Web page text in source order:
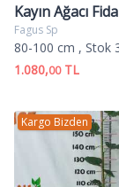
Kayın Ağacı
Fagus Sp
80-100 cm , Stok
1.080,00TL
Kargo Bizden